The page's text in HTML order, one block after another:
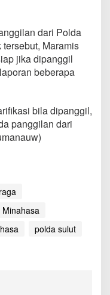
a
n
S
e
l
u
h
n
y
dari Polda
Maramis
jika dipanggil
beberapa
bila dipanggil,
panggilan dari
polda sulut